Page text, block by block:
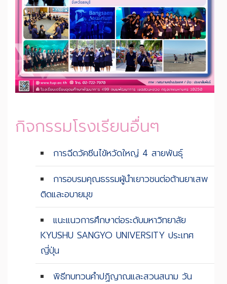
กิจกรรมโรงเรียนอื่นๆ
การฉีดวัคซีนไข้หวัดใหญ่ 4 สายพันธุ์
การอบรมคุณธรรมผู้นำเยาวชนต่อต้านยาเสพ
ติดและอบายมุข
แนะแนวการศึกษาต่อระดับมหาวิทยาลัย
KYUSHU SANGYO UNIVERSITY ประเทศ
ญี่ปุ่น
พิธีทบทวนคำปฏิญาณและสวนสนาม วัน